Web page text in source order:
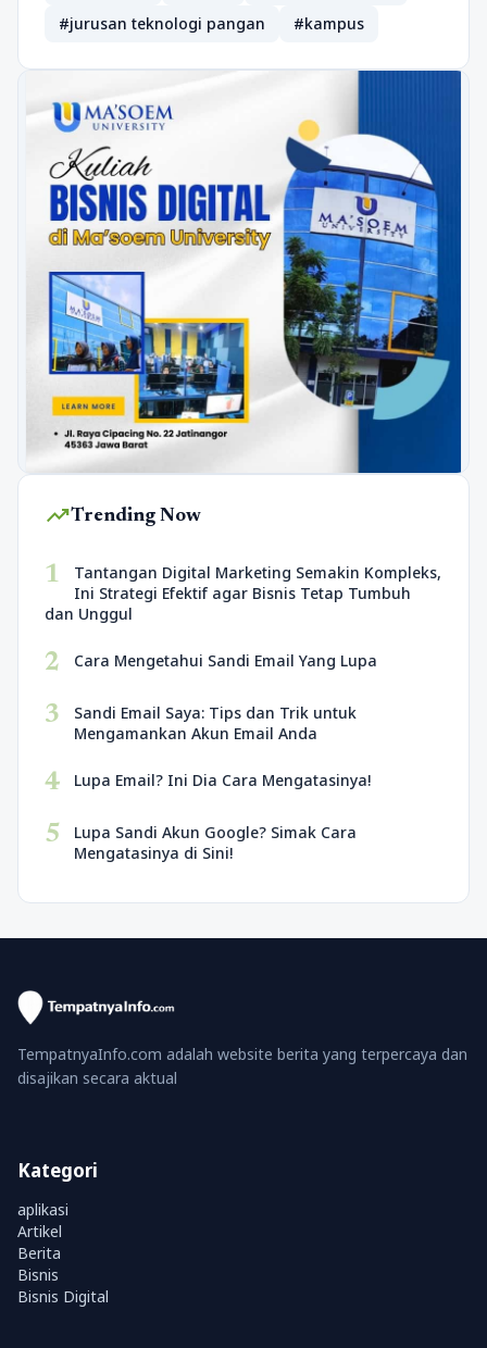
#jurusan teknologi pangan
#kampus
trending_upTrending Now
1
Tantangan Digital Marketing Semakin Kompleks,
Ini Strategi Efektif agar Bisnis Tetap Tumbuh
dan Unggul
2 Cara Mengetahui Sandi Email Yang Lupa
3
Sandi Email Saya: Tips dan Trik untuk
Mengamankan Akun Email Anda
4 Lupa Email? Ini Dia Cara Mengatasinya!
5
Lupa Sandi Akun Google? Simak Cara
Mengatasinya di Sini!
TempatnyaInfo.com adalah website berita yang terpercaya dan
disajikan secara aktual
Kategori
aplikasi
Artikel
Berita
Bisnis
Bisnis Digital